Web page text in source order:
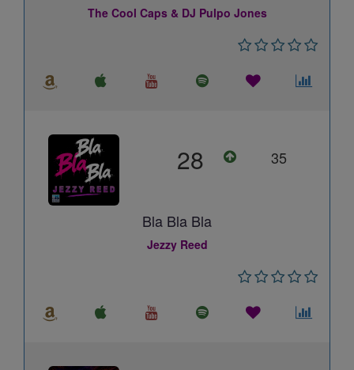
The Cool Caps & DJ Pulpo Jones
28 35
Bla Bla Bla
Jezzy Reed